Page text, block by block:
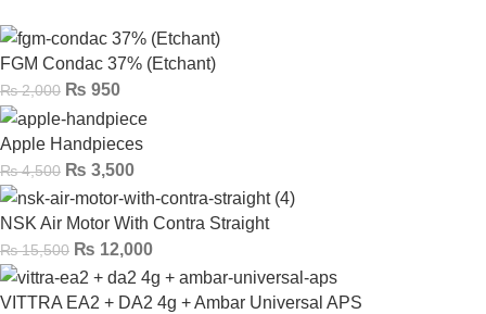
FGM Condac 37% (Etchant)
₨2,000 ₨ 950
Apple Handpieces
₨4,500 ₨ 3,500
NSK Air Motor With Contra Straight
₨15,500 ₨ 12,000
VITTRA EA2 + DA2 4g + Ambar Universal APS